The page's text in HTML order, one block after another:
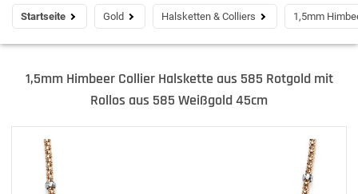
Startseite Gold Halsketten & Colliers 1,5mm
1,5mm Himbeer Collier Halskette aus 585 Rotgold mit
Rollos aus 585 Weißgold 45cm